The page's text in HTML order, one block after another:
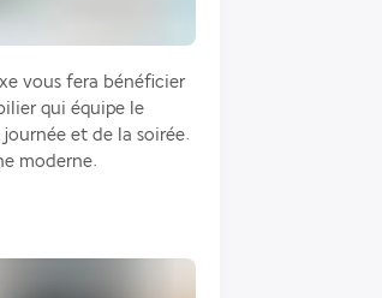
vous fera bénéficier
qui équipe le
et de la soirée.
moderne.